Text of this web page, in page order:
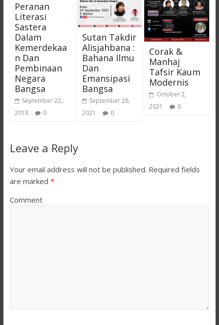
Peranan
Literasi
Sastera
Dalam
Kemerdekaa
n Dan
Pembinaan
Negara
Bangsa
September 22,
2018
0
Sutan Takdir
Alisjahbana :
Bahana Ilmu
Dan
Emansipasi
Bangsa
September 28,
2021
0
Corak &
Manhaj
Tafsir Kaum
Modernis
October 2,
2021
0
Leave a Reply
Your email address will not be published. Required fields
are marked *
Comment